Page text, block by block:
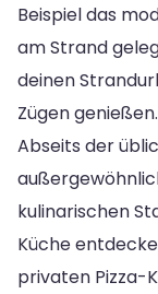
Beispiel das
am Strand
deinen
Zügen genießen.
Abseits der
kulinarischen
Küche
privaten Pizza-